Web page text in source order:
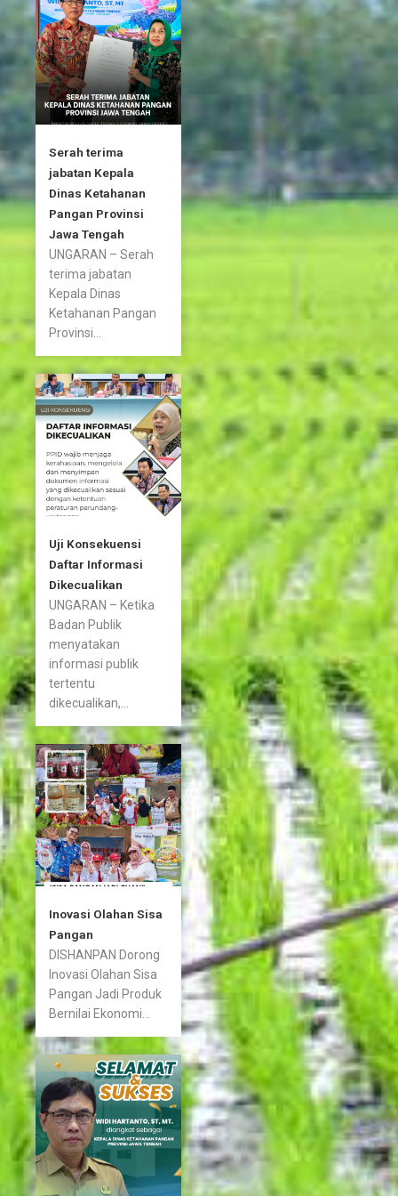
k
-
f
a
m
Serah terima
jabatan Kepala
Dinas Ketahanan
Pangan Provinsi
Jawa Tengah
UNGARAN – Serah
terima jabatan
Kepala Dinas
Ketahanan Pangan
Provinsi...
Uji Konsekuensi
Daftar Informasi
Dikecualikan
UNGARAN – Ketika
Badan Publik
menyatakan
informasi publik
tertentu
dikecualikan,...
Inovasi Olahan Sisa
Pangan
DISHANPAN Dorong
Inovasi Olahan Sisa
Pangan Jadi Produk
Bernilai Ekonomi...